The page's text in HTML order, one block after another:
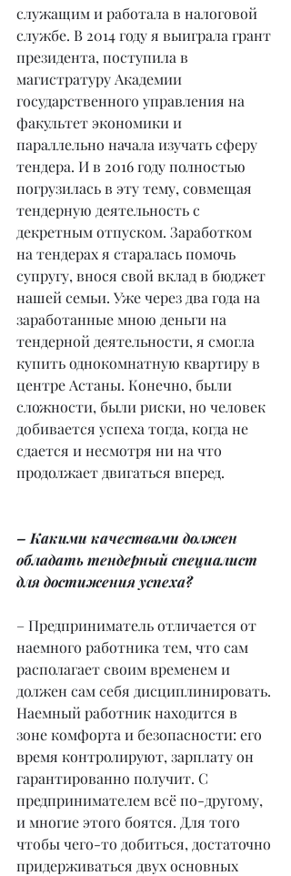
служащим и работала в налоговой
службе. В 2014 году я выиграла грант
президента, поступила в
магистратуру Академии
государственного управления на
факультет экономики и
параллельно начала изучать сферу
тендера. И в 2016 году полностью
погрузилась в эту тему, совмещая
тендерную деятельность с
декретным отпуском. Заработком
на тендерах я старалась помочь
супругу, внося свой вклад в бюджет
нашей семьи. Уже через два года на
заработанные мною деньги на
тендерной деятельности, я смогла
купить однокомнатную квартиру в
центре Астаны. Конечно, были
сложности, были риски, но человек
добивается успеха тогда, когда не
сдается и несмотря ни на что
продолжает двигаться вперед.
– Какими качествами должен
обладать тендерный специалист
для достижения успеха?
– Предприниматель отличается от
наемного работника тем, что сам
располагает своим временем и
должен сам себя дисциплинировать.
Наемный работник находится в
зоне комфорта и безопасности: его
время контролируют, зарплату он
гарантированно получит. С
предпринимателем всё по-другому,
и многие этого боятся. Для того
чтобы чего-то добиться, достаточно
придерживаться двух основных